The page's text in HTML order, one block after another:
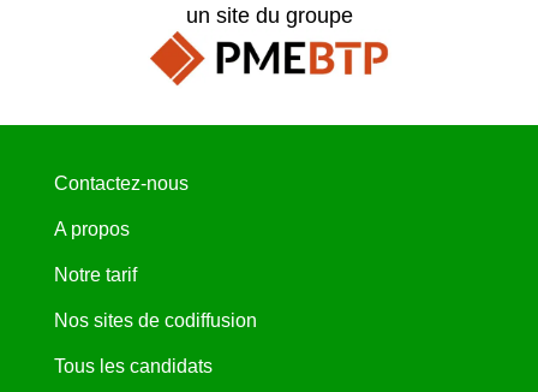
un site du groupe
Contactez-nous
A propos
Notre tarif
Nos sites de codiffusion
Tous les candidats